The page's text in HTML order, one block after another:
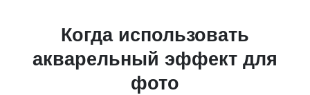
Когда использовать
акварельный эффект для
фото